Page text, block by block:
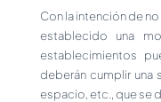
Con la intención de
establecido una
establecimientos
deberán cumplir una
espacio, etc., que se